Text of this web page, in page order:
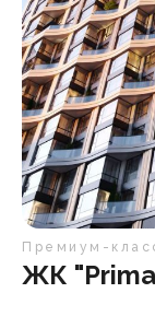
Премиум-
ЖК